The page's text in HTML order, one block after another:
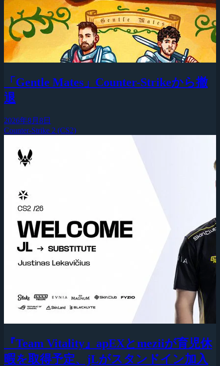
「Gentle Mates」Counter-Strikeから撤
退
2026年8月8日
Counter-Strike 2 (CS2)
『Team Vitality』apEXとmeziiが育児休
暇を取得予定、jLがスタンドイン加入